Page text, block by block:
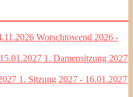
Worschtowend 2026 -
1. Damensitzung 2027
1. Sitzung 2027 - 16.01.2027